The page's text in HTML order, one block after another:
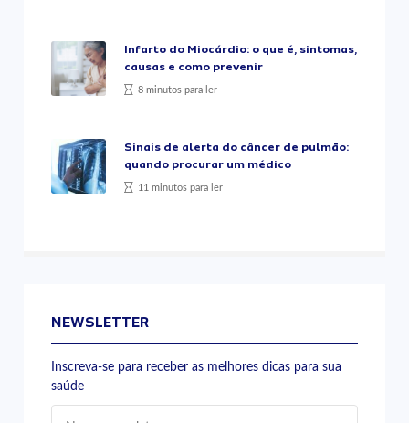
Infarto do Miocárdio: o que é, sintomas,
causas e como prevenir
8 minutos para ler
Sinais de alerta do câncer de pulmão:
quando procurar um médico
11 minutos para ler
NEWSLETTER
Inscreva-se para receber as melhores dicas para sua
saúde